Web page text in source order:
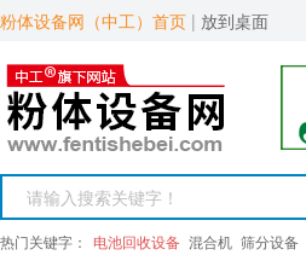
粉体设备网（中工）首页 | 放到桌面
热门关键字： 电池回收设备 混合机 筛分设备